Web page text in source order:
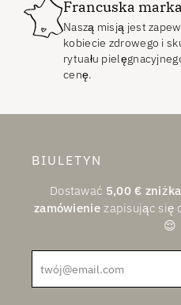
Francuska marka
Naszą misją jest
kobiecie zdrowego i
rytuału
cenę.
BIULETYN
Dostawać 5,00 €
zamówieniezapisując się
😌
twój@email.com